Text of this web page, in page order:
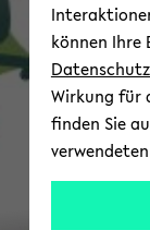
können Ihre
Wirkung für
finden Sie